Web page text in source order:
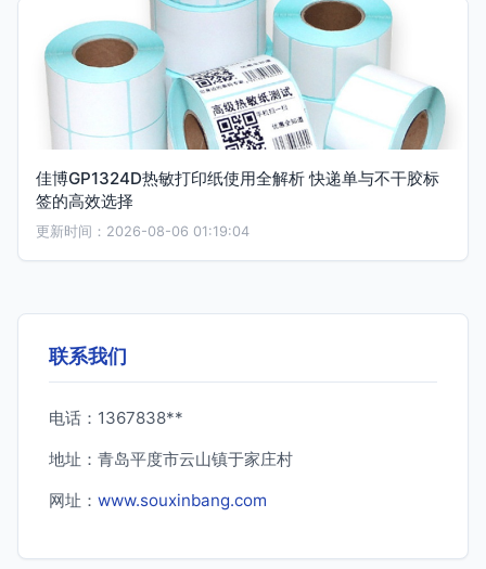
佳博GP1324D热敏打印纸使用全解析 快递单与不干胶标
签的高效选择
更新时间：2026-08-06 01:19:04
联系我们
电话：1367838**
地址：青岛平度市云山镇于家庄村
网址： www.souxinbang.com